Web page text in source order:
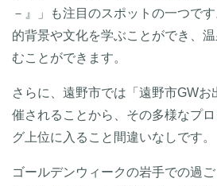
－』」も注目のスポットの一つで
的背景や文化を学ぶことができ、
むことができます。
さらに、遠野市では「遠野市GWお
催されることから、その多様なプ
グ上位に入ること間違いなしです。
ゴールデンウィークの岩手での過